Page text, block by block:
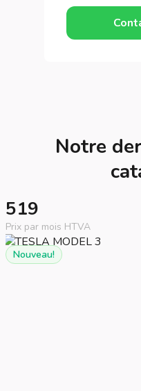
Notre
519
Prix par mois HTVA
Nouveau!